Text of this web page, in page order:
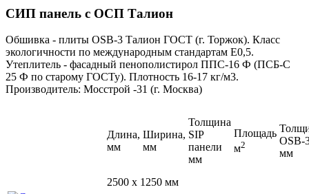
СИП панель с ОСП Талион
Обшивка - плиты ОSB-3 Талион ГОСТ (г. Торжок). Класс
экологичности по международным стандартам Е0,5.
Утеплитель - фасадный пенополистирол ППС-16 Ф (ПСБ-С
25 Ф по старому ГОСТу). Плотность 16-17 кг/м3.
Производитель: Мосстрой -31 (г. Москва)
Длина,
мм
Ширина,
мм
Толщина
SIP
панели
мм
Площадь
м2
OSB-
мм
2500 x 1250 мм